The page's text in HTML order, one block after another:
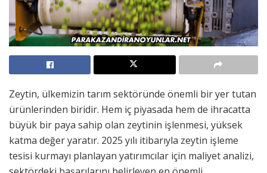
Zeytin, ülkemizin tarım sektöründe önemli bir yer tutan
ürünlerinden biridir. Hem iç piyasada hem de ihracatta
büyük bir paya sahip olan zeytinin işlenmesi, yüksek
katma değer yaratır. 2025 yılı itibarıyla zeytin işleme
tesisi kurmayı planlayan yatırımcılar için maliyet analizi,